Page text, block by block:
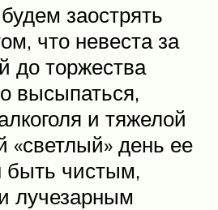
заострять
что невеста за
до торжества
высыпаться,
и тяжелой
день ее
быть чистым,
лучезарным